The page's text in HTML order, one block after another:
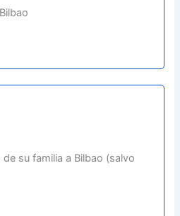
de su familia a Bilbao (salvo